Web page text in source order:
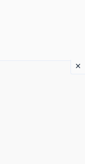
×